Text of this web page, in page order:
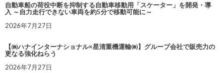
自動車船の荷役中断を抑制する自動車移動用「スケーター」を開発・導
入 ～自力走行できない車両を約5分で移動可能に～
2026年7月27日
【㈱ハナインターナショナル×星清重機運輸㈱】グループ会社で販売力の
更なる強化ねらう
2026年7月27日